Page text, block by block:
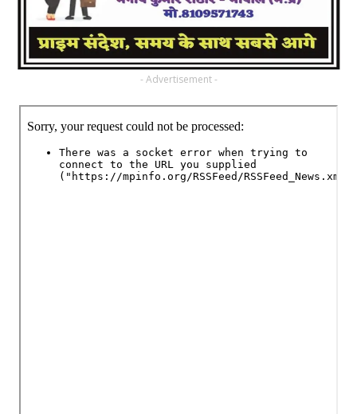
- Advertisement -